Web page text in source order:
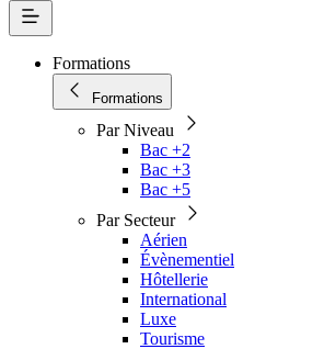
Formations
Formations
Par Niveau
Bac +2
Bac +3
Bac +5
Par Secteur
Aérien
Évènementiel
Hôtellerie
International
Luxe
Tourisme